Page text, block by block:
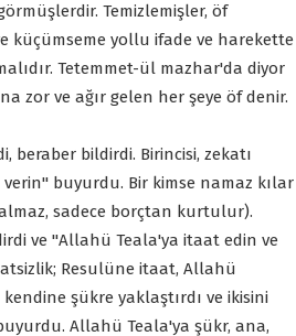
Temizlemişler, öf
küçümseme yollu ifade ve harekette
Tetemmet-ül mazhar'da diyor
zor ve ağır gelen her şeye öf denir.
beraber bildirdi. Birincisi, zekatı
verin" buyurdu. Bir kimse namaz kılar
sadece borçtan kurtulur).
ve "Allahü Teala'ya itaat edin ve
Resulüne itaat, Allahü
şükre yaklaştırdı ve ikisini
Allahü Teala'ya şükr, ana,